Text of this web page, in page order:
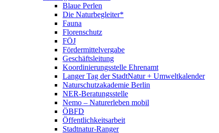
Blaue Perlen
Die Naturbegleiter*
Fauna
Florenschutz
FÖJ
Fördermittelvergabe
Geschäftsleitung
Koordinierungsstelle Ehrenamt
Langer Tag der StadtNatur + Umweltkalender
Naturschutzakademie Berlin
NER-Beratungsstelle
Nemo – Naturerleben mobil
ÖBFD
Öffentlichkeitsarbeit
Stadtnatur-Ranger